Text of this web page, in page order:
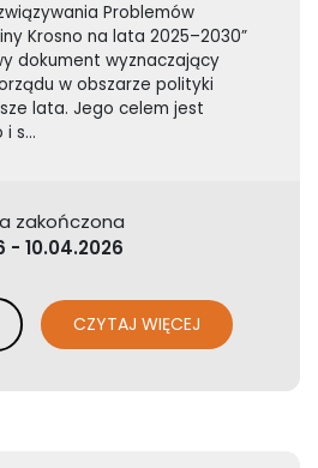
Problemów
Krosno na lata 2025–2030”
dokument wyznaczający
w obszarze polityki
lata. Jego celem jest
s...
zakończona
- 10.04.2026
CZYTAJ WIĘCEJ